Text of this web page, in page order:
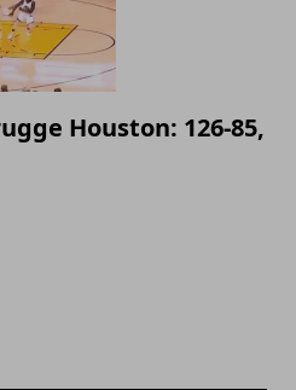
Houston: 126-85,